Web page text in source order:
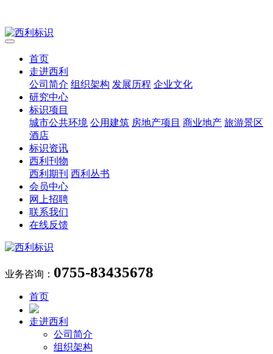
首页
走进西利
公司简介 组织架构 发展历程 企业文化
研究中心
标识项目
城市公共环境 公用建筑 房地产项目 商业地产 旅游景区
酒店
标识资讯
西利刊物
西利期刊 西利丛书
会员中心
网上招聘
联系我们
在线反馈
业务咨询： 0755-83435678
首页
走进西利
公司简介
组织架构